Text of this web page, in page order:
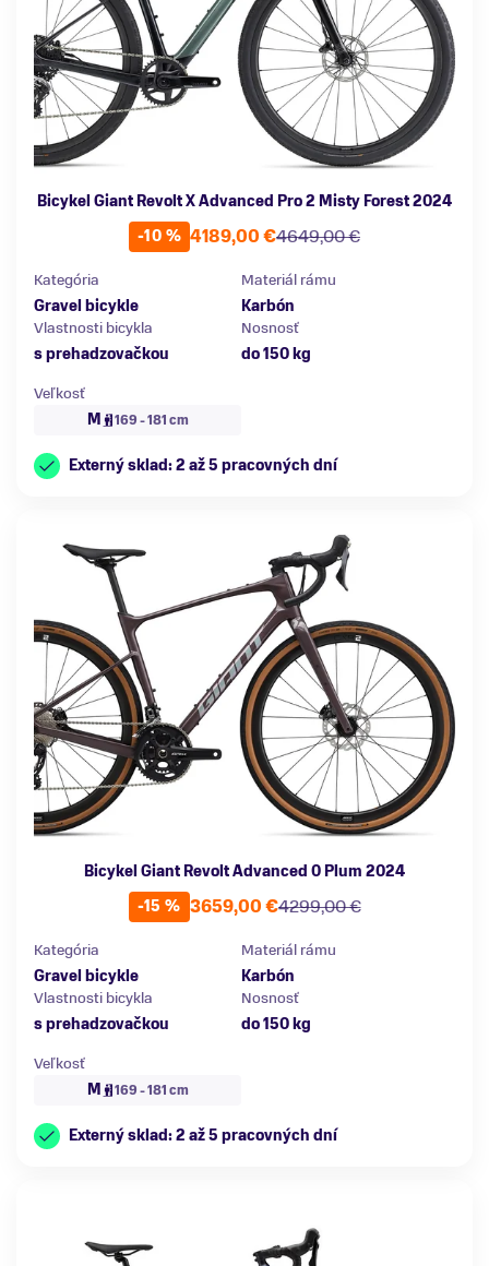
Bicykel Giant Revolt X Advanced Pro 2 Misty Forest 2024
-10 %
4649,00 €
4189,00 €
Kategória
Gravel bicykle
Materiál rámu
Karbón
Vlastnosti bicykla
s prehadzovačkou
Nosnosť
do 150 kg
Veľkosť
M
169 - 181 cm
Externý sklad: 2 až 5 pracovných dní
Bicykel Giant Revolt Advanced 0 Plum 2024
-15 %
4299,00 €
3659,00 €
Kategória
Gravel bicykle
Materiál rámu
Karbón
Vlastnosti bicykla
s prehadzovačkou
Nosnosť
do 150 kg
Veľkosť
M
169 - 181 cm
Externý sklad: 2 až 5 pracovných dní